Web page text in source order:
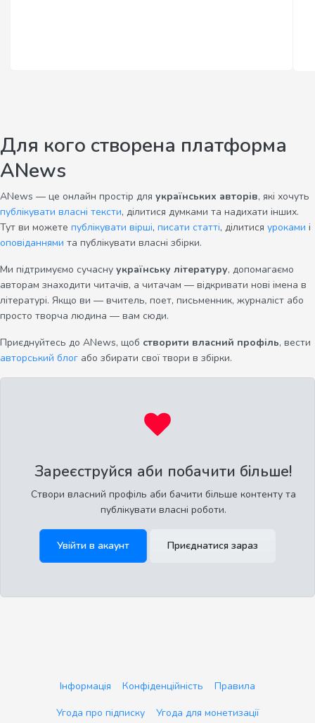
Для кого створена платформа
ANews
ANews — це онлайн простір для українських авторів, які хочуть
публікувати власні тексти, ділитися думками та надихати інших.
Тут ви можете публікувати вірші, писати статті, ділитися уроками і
оповіданнями та публікувати власні збірки.
Ми підтримуємо сучасну українську літературу, допомагаємо
авторам знаходити читачів, а читачам — відкривати нові імена в
літературі. Якщо ви — вчитель, поет, письменник, журналіст або
просто творча людина — вам сюди.
Приєднуйтесь до ANews, щоб створити власний профіль, вести
авторський блог або збирати свої твори в збірки.
Зареєструйся аби побачити більше!
Створи власний профіль аби бачити більше контенту та
публікувати власні роботи.
Увійти в акаунт Приєднатися зараз
Інформація Конфіденційність
Правила
Угода про підписку
Угода для монетизації